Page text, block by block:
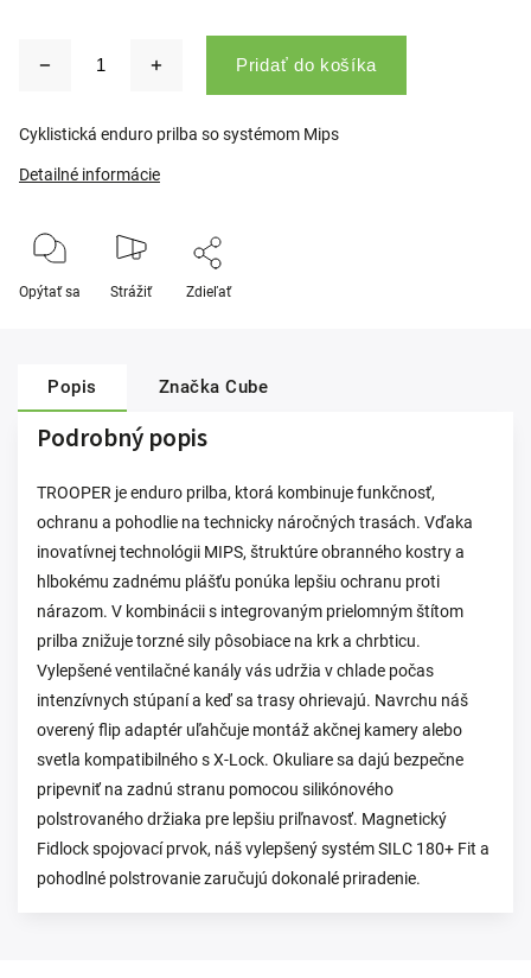
Pridať do košíka
Cyklistická enduro prilba so systémom Mips
Detailné informácie
Opýtať sa Strážiť Zdieľať
Popis Značka Cube
Podrobný popis
TROOPER je enduro prilba, ktorá kombinuje funkčnosť,
ochranu a pohodlie na technicky náročných trasách. Vďaka
inovatívnej technológii MIPS, štruktúre obranného kostry a
hlbokému zadnému plášťu ponúka lepšiu ochranu proti
nárazom. V kombinácii s integrovaným prielomným štítom
prilba znižuje torzné sily pôsobiace na krk a chrbticu.
Vylepšené ventilačné kanály vás udržia v chlade počas
intenzívnych stúpaní a keď sa trasy ohrievajú. Navrchu náš
overený flip adaptér uľahčuje montáž akčnej kamery alebo
svetla kompatibilného s X-Lock. Okuliare sa dajú bezpečne
pripevniť na zadnú stranu pomocou silikónového
polstrovaného držiaka pre lepšiu priľnavosť. Magnetický
Fidlock spojovací prvok, náš vylepšený systém SILC 180+ Fit a
pohodlné polstrovanie zaručujú dokonalé priradenie.